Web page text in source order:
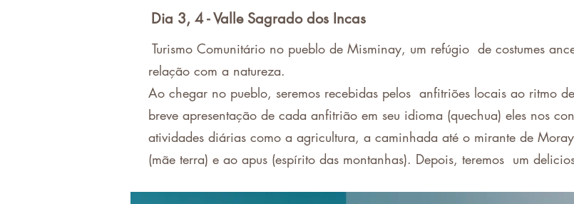
Dia 3, 4 - Valle Sagrado dos Incas
Turismo Comunitário no pueblo de Misminay, um refúgio de costumes
relação com a natureza.
Ao chegar no pueblo, seremos recebidas pelos anfitriões locais ao ritmo
breve apresentação de cada anfitrião em seu idioma (quechua) eles nos
atividades diárias como a agricultura, a caminhada até o mirante de
(mãe terra) e ao apus (espírito das montanhas). Depois, teremos um